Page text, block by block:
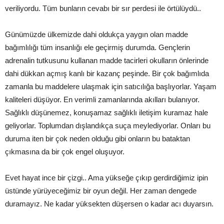
veriliyordu. Tüm bunların cevabı bir sır perdesi ile örtülüydü..
Günümüzde ülkemizde dahi oldukça yaygın olan madde
bağımlılığı tüm insanlığı ele geçirmiş durumda. Gençlerin
adrenalin tutkusunu kullanan madde tacirleri okulların önlerinde
dahi dükkan açmış kanlı bir kazanç peşinde. Bir çok bağımlıda
zamanla bu maddelere ulaşmak için satıcılığa başlıyorlar. Yaşam
kaliteleri düşüyor. En verimli zamanlarında akılları bulanıyor.
Sağlıklı düşünemez, konuşamaz sağlıklı iletişim kuramaz hale
geliyorlar. Toplumdan dışlandıkça suça meylediyorlar. Onları bu
duruma iten bir çok neden olduğu gibi onların bu bataktan
çıkmasına da bir çok engel oluşuyor.
Evet hayat ince bir çizgi.. Ama yükseğe çıkıp gerdirdiğimiz ipin
üstünde yürüyeceğimiz bir oyun değil. Her zaman dengede
duramayız. Ne kadar yüksekten düşersen o kadar acı duyarsın.